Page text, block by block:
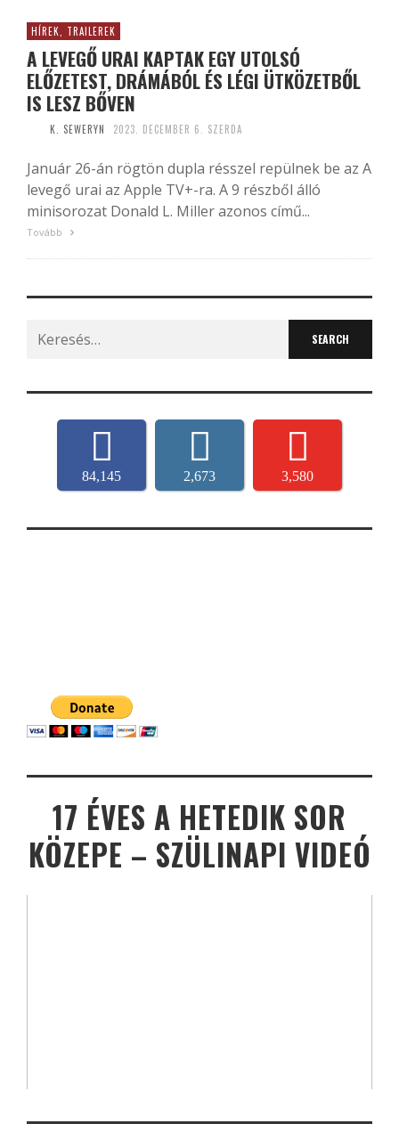
HÍREK, TRAILEREK
A LEVEGŐ URAI KAPTAK EGY UTOLSÓ
ELŐZETEST, DRÁMÁBÓL ÉS LÉGI ÜTKÖZETBŐL
IS LESZ BŐVEN
K. SEWERYN 2023. DECEMBER 6. SZERDA
Január 26-án rögtön dupla résszel repülnek be az A
levegő urai az Apple TV+-ra. A 9 részből álló
minisorozat Donald L. Miller azonos című...
Tovább
Search
for:
84,145 2,673 3,580
17 ÉVES A HETEDIK SOR
KÖZEPE – SZÜLINAPI VIDEÓ